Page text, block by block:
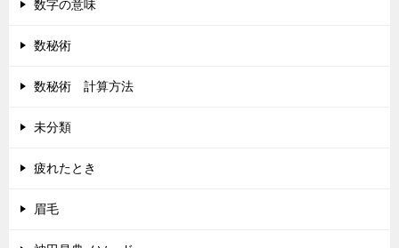
数字の意味
数秘術
数秘術 計算方法
未分類
疲れたとき
眉毛